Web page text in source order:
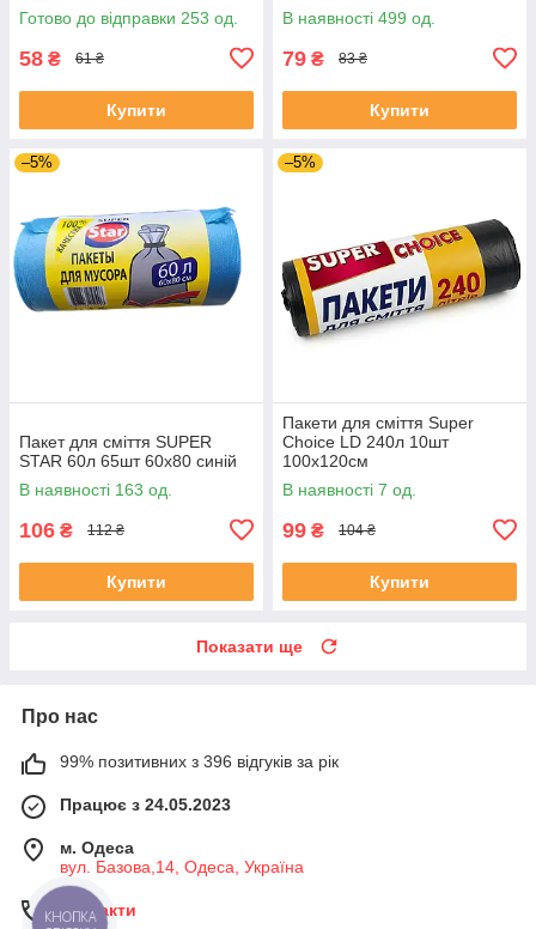
Готово до відправки 253 од.
58 ₴ 61 ₴
Купити
В наявності 499 од.
79 ₴ 83 ₴
Купити
–5%
Пакет для сміття SUPER
STAR 60л 65шт 60х80 синій
В наявності 163 од.
106 ₴ 112 ₴
Купити
–5%
Пакети для сміття Super
Choice LD 240л 10шт
100х120см
В наявності 7 од.
99 ₴ 104 ₴
Купити
Показати ще
Про нас
99% позитивних з 396 відгуків за рік
Працює з 24.05.2023
м. Одеса
вул. Базова,14, Одеса, Україна
Контакти
КНОПКА